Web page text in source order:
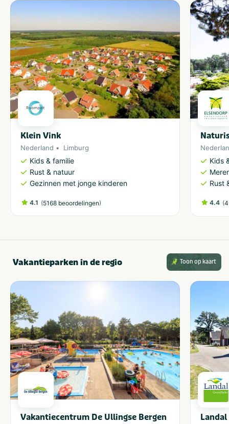
Klein Vink
Nederland Limburg
Kids & familie
Rust & natuur
Gezinnen met jonge kinderen
4.1 (5168 beoordelingen)
Kids
Rust
4.4 (
Vakantieparken in de regio Toon op kaart
Vakantiecentrum De Ullingse Bergen Landal